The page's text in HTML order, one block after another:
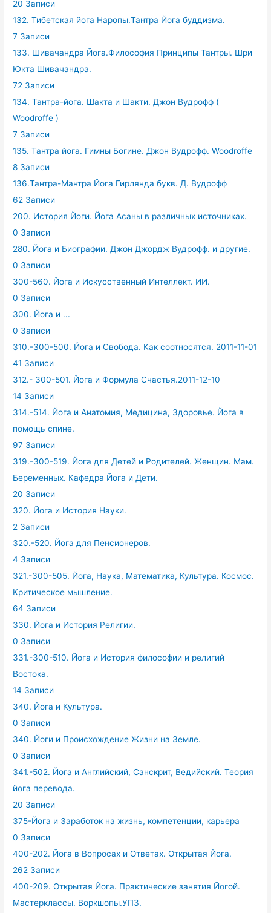
20 Записи
132. Тибетская йога Наропы.Тантра Йога буддизма.
7 Записи
133. Шивачандра Йога.Философия Принципы Тантры. Шри
Юкта Шивачандра.
72 Записи
134. Тантра-йога. Шакта и Шакти. Джон Вудрофф (
Woodroffe )
7 Записи
135. Тантра йога. Гимны Богине. Джон Вудрофф. Woodroffe
8 Записи
136.Тантра-Мантра Йога Гирлянда букв. Д. Вудрофф
62 Записи
200. История Йоги. Йога Асаны в различных источниках.
0 Записи
280. Йога и Биографии. Джон Джордж Вудрофф. и другие.
0 Записи
300-560. Йога и Искусственный Интеллект. ИИ.
0 Записи
300. Йога и ...
0 Записи
310.-300-500. Йога и Свобода. Как соотносятся. 2011-11-01
41 Записи
312.- 300-501. Йога и Формула Счастья.2011-12-10
14 Записи
314.-514. Йога и Анатомия, Медицина, Здоровье. Йога в
помощь спине.
97 Записи
319.-300-519. Йога для Детей и Родителей. Женщин. Мам.
Беременных. Кафедра Йога и Дети.
20 Записи
320. Йога и История Науки.
2 Записи
320.-520. Йога для Пенсионеров.
4 Записи
321.-300-505. Йога, Наука, Математика, Культура. Космос.
Критическое мышление.
64 Записи
330. Йога и История Религии.
0 Записи
331.-300-510. Йога и История философии и религий
Востока.
14 Записи
340. Йога и Культура.
0 Записи
340. Йоги и Происхождение Жизни на Земле.
0 Записи
341.-502. Йога и Английский, Санскрит, Ведийский. Теория
йога перевода.
20 Записи
375-Йога и Заработок на жизнь, компетенции, карьера
0 Записи
400-202. Йога в Вопросах и Ответах. Открытая Йога.
262 Записи
400-209. Открытая Йога. Практические занятия Йогой.
Мастерклассы. Воркшопы.УПЗ.